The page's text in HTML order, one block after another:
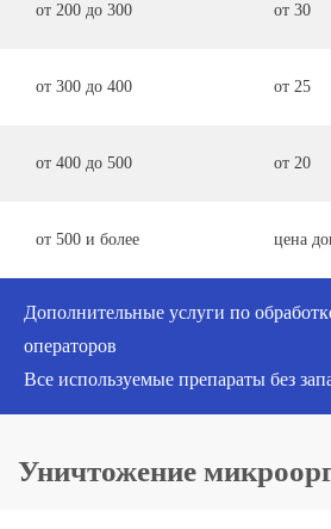
от 200 до 300 от 30
от 300 до 400 от 25
от 400 до 500 от 20
от 500 и более цена
Дополнительные услуги по
операторов
Все используемые препараты без
Уничтожение